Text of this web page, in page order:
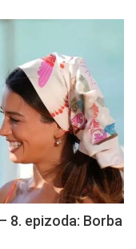
8. epizoda: Borba